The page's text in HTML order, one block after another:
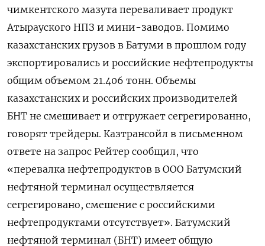
чимкентского мазута переваливает продукт
Атырауского НПЗ и мини-заводов. Помимо
казахстанских грузов в Батуми в прошлом году
экспортировались и российские нефтепродукты
общим объемом 21.406 тонн. Объемы
казахстанских и российских производителей
БНТ не смешивает и отгружает сегрегированно,
говорят трейдеры. Казтрансойл в письменном
ответе на запрос Рейтер сообщил, что
«перевалка нефтепродуктов в ООО Батумский
нефтяной терминал осуществляется
сегрегировано, смешение с российскими
нефтепродуктами отсутствует». Батумский
нефтяной терминал (БНТ) имеет общую